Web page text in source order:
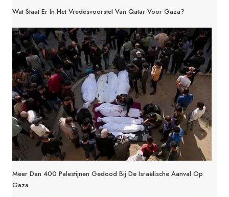
Wat Staat Er In Het Vredesvoorstel Van Qatar Voor Gaza?
Meer Dan 400 Palestijnen Gedood Bij De Israëlische Aanval Op
Gaza